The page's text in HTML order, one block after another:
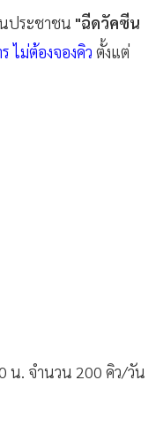
ประชาชน "ฉีดวัคซีน
ไม่ต้องจองคิว ตั้งแต่
น. จำนวน 200 คิว/วัน